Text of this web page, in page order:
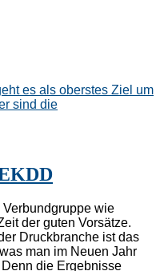
wie
der guten Vorsätze.
Druckbranche ist das
man im Neuen Jahr
die Ergebnisse